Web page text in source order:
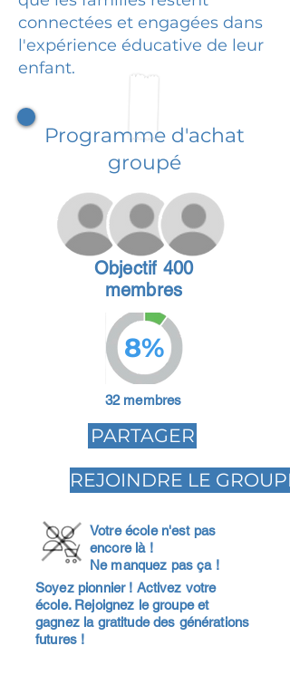
connectées et engagées dans
l'expérience éducative de leur
enfant.
Programme d'achat
groupé
Objectif 400
membres
8%
32 membres
PARTAGER
REJOINDRE LE GROUPE
Votre école n'est pas
encore là !
Ne manquez pas ça !
Soyez pionnier ! Activez votre
école. Rejoignez le groupe et
gagnez la gratitude des générations
futures !